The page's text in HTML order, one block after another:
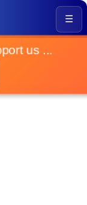
☰
us ...